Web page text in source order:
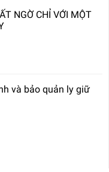
NGỜ CHỈ VỚI MỘT
và bảo quản ly giữ